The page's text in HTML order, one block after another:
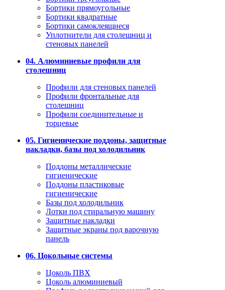
Бортики прямоугольные
Бортики квадратные
Бортики самоклеящиеся
Уплотнители для столешниц и
стеновых панелей
04. Алюминиевые профили для
столешниц
Профили для стеновых панелей
Профили фронтальные для
столешниц
Профили соединительные и
торцевые
05. Гигиенические поддоны, защитные
накладки, базы под холодильник
Поддоны металлические
гигиенические
Поддоны пластиковые
гигиенические
Базы под холодильник
Лотки под стиральную машину
Защитные накладки
Защитные экраны под варочную
панель
06. Цокольные системы
Цоколь ПВХ
Цоколь алюминиевый